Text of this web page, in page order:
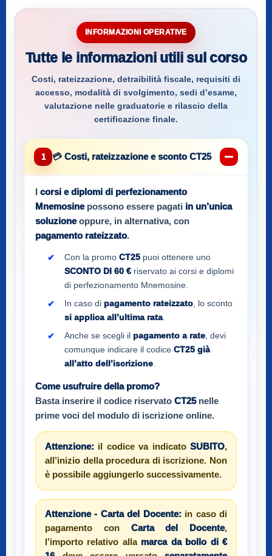
INFORMAZIONI OPERATIVE
Tutte le informazioni utili sul corso
Costi, rateizzazione, detraibilità fiscale, requisiti di
accesso, modalità di svolgimento, sedi d’esame,
valutazione nelle graduatorie e rilascio della
certificazione finale.
1 💳 Costi, rateizzazione e sconto CT25
corsi e diplomi di perfezionamento
Mnemosinepossono essere pagati in un’unica
soluzioneoppure, in alternativa, con
pagamento rateizzato.
Con la promo CT25 puoi ottenere uno
SCONTO DI 60 € riservato ai corsi e diplomi
di perfezionamento Mnemosine.
In caso di pagamento rateizzato , lo sconto
si applica all’ultima rata.
Anche se scegli il pagamento a rate , devi
comunque indicare il codice CT25 già
all’atto dell’iscrizione
Come usufruire della promo?
Basta inserire il codice riservato CT25nelle
prime voci del modulo di iscrizione online.
Attenzione: il codice va indicato SUBITO,
all’inizio della procedura di iscrizione. Non
è possibile aggiungerlo successivamente.
Attenzione - Carta del Docente:in caso di
pagamento con Carta del Docente,
l’importo relativo alla marca da bollo di €